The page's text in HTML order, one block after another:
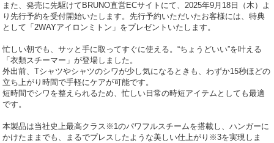
また、発売に先駆けてBRUNO直営ECサイトにて、2025年9月18日（木）よ
り先行予約を受付開始いたします。先行予約いただいたお客様には、特典
として「2WAYアイロンミトン」をプレゼントいたします。
忙しい朝でも、サッと手に取ってすぐに使える。“ちょうどいい”を叶える
「衣類スチーマー」が登場しました。
外出前、Tシャツやシャツのシワが少し気になるときも、わずか15秒ほどの
立ち上がり時間で手軽にケアが可能です。
短時間でシワを整えられるため、忙しい日常の時短アイテムとしても最適
です。
本製品は当社史上最高クラス※1のパワフルスチームを搭載し、ハンガーに
かけたままでも、まるでプレスしたような美しい仕上がり※3を実現しま